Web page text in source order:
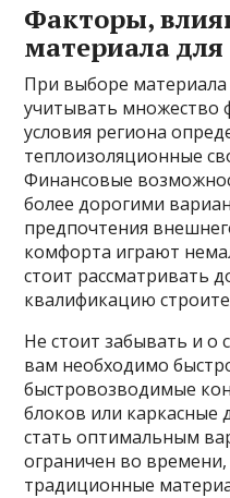
Факторы,
материала для
При выборе
учитывать множество
условия региона
теплоизоляционные
Финансовые
более дорогими
предпочтения
комфорта играют
стоит рассматривать
квалификацию
Не стоит забывать и о
вам необходимо
быстровозводимые
блоков или каркасные
стать оптимальным
ограничен во
традиционные